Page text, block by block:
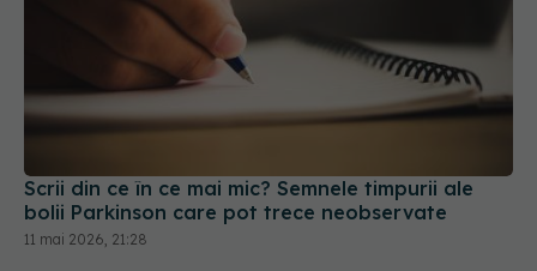
Scrii din ce în ce mai mic? Semnele timpurii ale
bolii Parkinson care pot trece neobservate
11 mai 2026, 21:28